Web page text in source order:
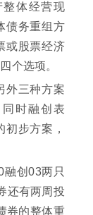
体经营现
债务重组方
或股票经济
个选项。
外三种方案
时融创表
步方案，
创03两只
还有两周投
券的整体重